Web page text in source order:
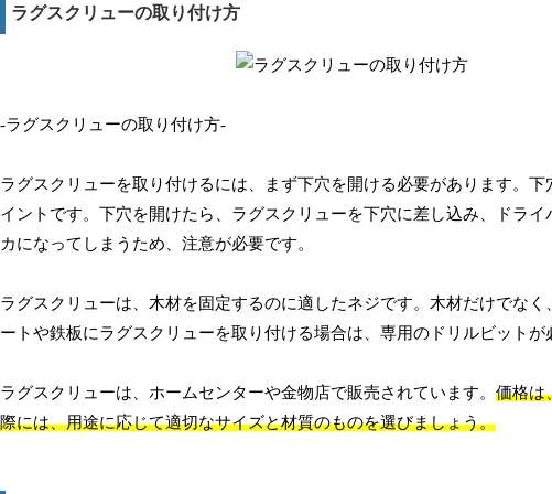
ラグスクリューの取り付け方
-ラグスクリューの取り付け方-
ラグスクリューを取り付けるには、まず下穴を開ける必要があります。
イントです。下穴を開けたら、ラグスクリューを下穴に差し込み、ドラ
カになってしまうため、注意が必要です。
ラグスクリューは、木材を固定するのに適したネジです。木材だけでな
ートや鉄板にラグスクリューを取り付ける場合は、専用のドリルビットが
ラグスクリューは、ホームセンターや金物店で販売されています。 価格は
際には、用途に応じて適切なサイズと材質のものを選びましょう。